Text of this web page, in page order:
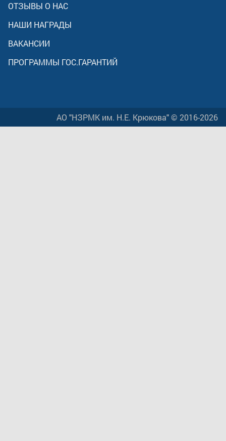
ОТЗЫВЫ О НАС
НАШИ НАГРАДЫ
ВАКАНСИИ
ПРОГРАММЫ ГОС.ГАРАНТИЙ
АО "НЗРМК им. Н.Е. Крюкова" © 2016-2026